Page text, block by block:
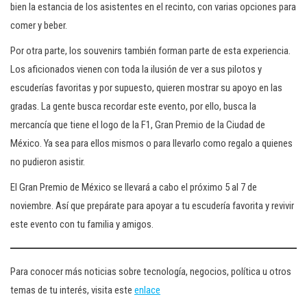
bien la estancia de los asistentes en el recinto, con varias opciones para
comer y beber.
Por otra parte, los souvenirs también forman parte de esta experiencia.
Los aficionados vienen con toda la ilusión de ver a sus pilotos y
escuderías favoritas y por supuesto, quieren mostrar su apoyo en las
gradas. La gente busca recordar este evento, por ello, busca la
mercancía que tiene el logo de la F1, Gran Premio de la Ciudad de
México. Ya sea para ellos mismos o para llevarlo como regalo a quienes
no pudieron asistir.
El Gran Premio de México se llevará a cabo el próximo 5 al 7 de
noviembre. Así que prepárate para apoyar a tu escudería favorita y revivir
este evento con tu familia y amigos.
Para conocer más noticias sobre tecnología, negocios, política u otros
temas de tu interés, visita este enlace